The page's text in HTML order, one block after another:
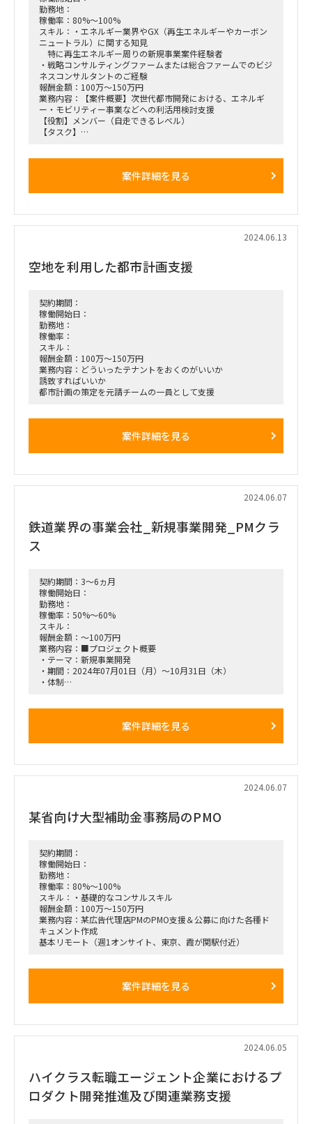
PLクラスでフルスタックな方を希望いたします。
勤務地：
稼働率：80%～100%
スキル：・エネルギー業界やGX（再生エネルギーやカーボン
ニュートラル）に関する知見
特に再生エネルギー周りの新規事業案件経験者
・戦略コンサルティングファームまたは総合ファームでのビジ
ネスコンサルタントのご経験
報酬金額：100万～150万円
業務内容：【案件概要】次世代都市開発における、エネルギ
ー・モビリティー事業などへの利活用検討支援
【役割】メンバー（自走できるレベル）
【タスク】
DXやGXを支えるインフラを備えた緑豊かなシェア型都市空間
スコアリングし優先度の決定やスケジュールの策定などを行
案件詳細を見る
2024.06.13
空地を利用した都市計画支援
契約期間：
稼働開始日：
勤務地：
稼働率：
スキル：
報酬金額：100万～150万円
業務内容：どういったテナントをおくのがいいか
誘致すればいいか
都市計画の策定を元請チームの一員として支援
案件詳細を見る
2024.06.07
鉄道業界の事業会社_新規事業開発_PMクラ
ス
契約期間：3～6ヵ月
稼働開始日：
勤務地：
稼働率：50%～60%
スキル：
報酬金額：～100万円
業務内容：■プロジェクト概要
・テーマ：新規事業開発
・期間：2024年07月01日（月）～10月31日（木）
・体制
-スタッフマネジメント
ートベース
稼働率50-60%
案件詳細を見る
2024.06.07
某省向け大型補助金事務局のPMO
契約期間：
稼働開始日：
勤務地：
稼働率：80%～100%
スキル：・基礎的なコンサルスキル
報酬金額：100万～150万円
業務内容：某広告代理店PMのPMO支援＆公募に向けた各種ド
キュメント作成
基本リモート（週1オンサイト、東京、霞が関駅付近）
案件詳細を見る
2024.06.05
ハイクラス転職エージェント企業におけるプ
ロダクト開発推進及び関連業務支援